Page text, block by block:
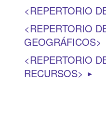
REPERTORIO
REPERTORIO
GEOGRÁFICOS
REPERTORIO
RECURSOS
►